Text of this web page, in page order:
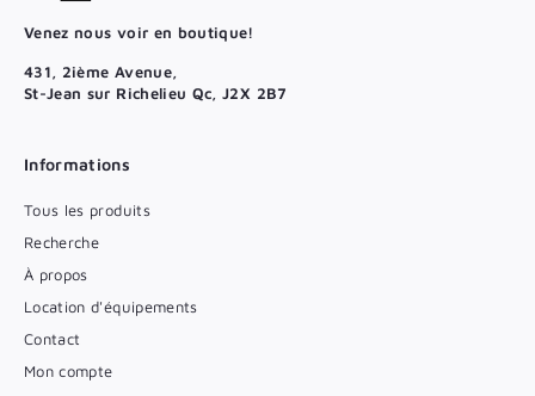
Venez nous voir en boutique!
431, 2ième Avenue,
St-Jean sur Richelieu Qc, J2X 2B7
Informations
Tous les produits
Recherche
À propos
Location d'équipements
Contact
Mon compte